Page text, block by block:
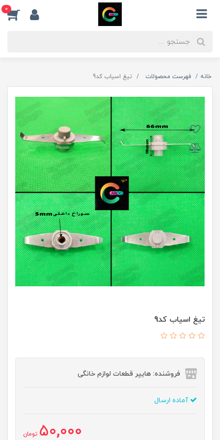
0
خانه فهرست محصولات تیغ اسیاب کد9
تیغ اسیاب کد9
فروشنده: هایپر قطعات لوازم خانگی
آماده ارسال
50,000 تومان